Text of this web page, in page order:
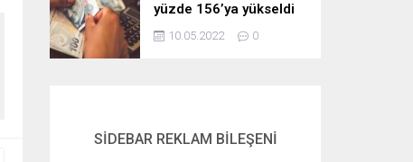
yüzde 156’ya yükseldi
10.05.2022 0
SİDEBAR REKLAM BİLEŞENİ